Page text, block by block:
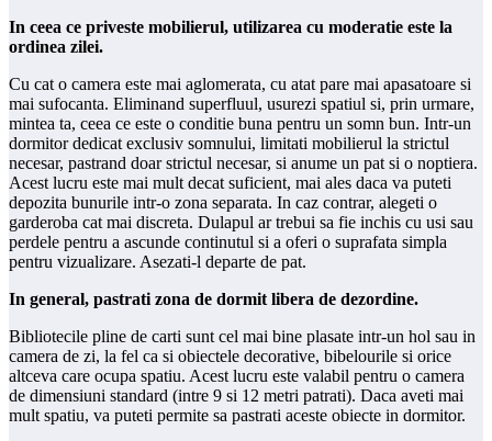
In ceea ce priveste mobilierul, utilizarea cu moderatie este la
ordinea zilei.
Cu cat o camera este mai aglomerata, cu atat pare mai apasatoare si
mai sufocanta. Eliminand superfluul, usurezi spatiul si, prin urmare,
mintea ta, ceea ce este o conditie buna pentru un somn bun. Intr-un
dormitor dedicat exclusiv somnului, limitati mobilierul la strictul
necesar, pastrand doar strictul necesar, si anume un pat si o noptiera.
Acest lucru este mai mult decat suficient, mai ales daca va puteti
depozita bunurile intr-o zona separata. In caz contrar, alegeti o
garderoba cat mai discreta. Dulapul ar trebui sa fie inchis cu usi sau
perdele pentru a ascunde continutul si a oferi o suprafata simpla
pentru vizualizare. Asezati-l departe de pat.
In general, pastrati zona de dormit libera de dezordine.
Bibliotecile pline de carti sunt cel mai bine plasate intr-un hol sau in
camera de zi, la fel ca si obiectele decorative, bibelourile si orice
altceva care ocupa spatiu. Acest lucru este valabil pentru o camera
de dimensiuni standard (intre 9 si 12 metri patrati). Daca aveti mai
mult spatiu, va puteti permite sa pastrati aceste obiecte in dormitor.